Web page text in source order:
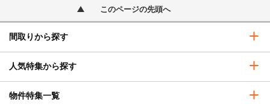
このページの先頭へ
間取りから探す
人気特集から探す
物件特集一覧